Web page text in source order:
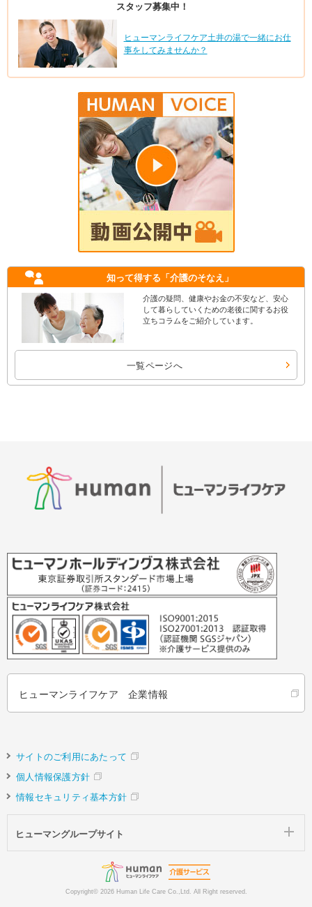
スタッフ募集中！
ヒューマンライフケア土井の湯で一緒にお仕
事をしてみませんか？
知って得する 「介護のそなえ」
介護の疑問、健康やお金の不安など、安心
して暮らしていくための老後に関するお役
立ちコラムをご紹介しています。
一覧ページへ
ヒューマンライフケア 企業情報
サイトのご利用にあたって
個人情報保護方針
情報セキュリティ基本方針
ヒューマングループサイト
Copyright© 2026 Human Life Care Co.,Ltd. All Right reserved.